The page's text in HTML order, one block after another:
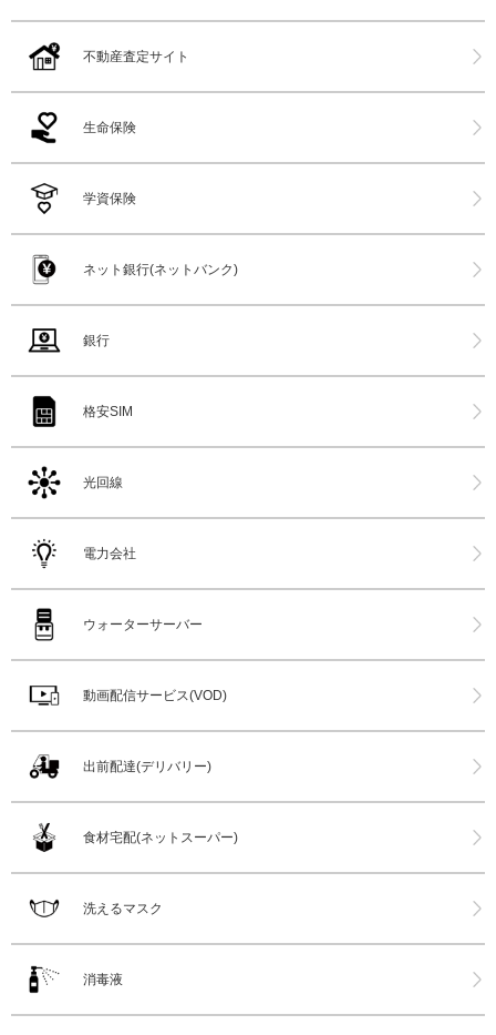
不動産査定サイト
生命保険
学資保険
ネット銀行(ネットバンク)
銀行
格安SIM
光回線
電力会社
ウォーターサーバー
動画配信サービス(VOD)
出前配達(デリバリー)
食材宅配(ネットスーパー)
洗えるマスク
消毒液